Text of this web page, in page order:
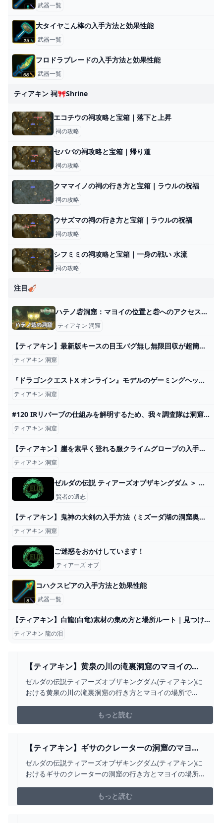
武器一覧
大タイヤこん棒の入手方法と効果性能
武器一覧
フロドラブレードの入手方法と効果性能
武器一覧
ティアキン 祠🎀shrine
エコチウの祠攻略と宝箱｜落下と上昇
祠の攻略
セパパの祠攻略と宝箱｜帰り道
祠の攻略
クママイノの祠の行き方と宝箱｜ラウルの祝福
祠の攻略
ウサズマの祠の行き方と宝箱｜ラウルの祝福
祠の攻略
シフミミの祠攻略と宝箱｜一身の戦い 水流
祠の攻略
注目🎻
ハテノ砦洞窟：マヨイの位置と砦へのアクセス方法【ティアキン攻略】 とあるゲームブログの軌跡
ティアキン 洞窟
【ティアキン】最新版キースの目玉バグ無し無限回収が超簡単!!数分で100個余裕ですｗ【ティアーズオブザキングダム】 - YouTube
ティアキン 洞窟
『ドラゴンクエストX オンライン』モデルのゲーミングヘッドセットが登場。爽やかなライトブルーのハウジングにはスライムがデザイン【ドラクエ】 - 電撃オンライン
ティアキン 洞窟
#120 IRリバーブの仕組みを解明するため、我々調査隊は洞窟の秘湯へと向かったーー - YouTube
ティアキン 洞窟
【ティアキン】崖を素早く登れる服クライムグローブの入手方法。洞窟の中のどこにあるのか？【ゼルダの伝説ティアーズオブザキングダム】
ティアキン 洞窟
ゼルダの伝説 ティアーズオブザキングダム ＞ 賢者の遺志 - nJOY
賢者の遺志
【ティアキン】鬼神の大剣の入手方法（ミズーダ湖の洞窟奥の扉を開ける方法）【ゼルダの伝説ティアーズオブザキングダム】
ティアキン 洞窟
ご迷惑をおかけしています！
ティアーズ オブ
コハクスピアの入手方法と効果性能
武器一覧
【ティアキン】白龍(白竜)素材の集め方と場所ルート｜見つけ方【ゼルダの伝説ティアーズオブザキングダム】 - ゲームウィズ
ティアキン 龍の泪
【ティアキン】黄泉の川の滝裏洞窟のマヨイの場
所と行き方【ゼルダの伝説ティアーズオブザキン
グダム】 - ゲームウィズ
ゼルダの伝説ティアーズオブザキングダム(ティアキン)に
おける黄泉の川の滝裏洞窟の行き方とマヨイの場所で
ップ位置をはじめ、行く方法や宝箱の情報などを掲載し
ています。
もっと読む
【ティアキン】ギサのクレーターの洞窟のマヨイ
の場所と行き方【ゼルダの伝説ティアーズオブザ
キングダム】 - ゲームウィズ
ゼルダの伝説ティアーズオブザキングダム(ティアキン)に
おけるギサのクレーターの洞窟の行き方とマヨイの場所
所やマップ位置をはじめ、行く方法や宝箱の情報などを
掲載しています。
もっと読む